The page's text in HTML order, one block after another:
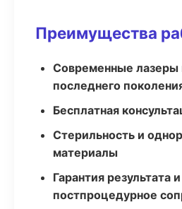
Преимущества
Современные лазеры
последнего
Бесплатная
Стерильность и
материалы
Гарантия результата и
постпроцедурное